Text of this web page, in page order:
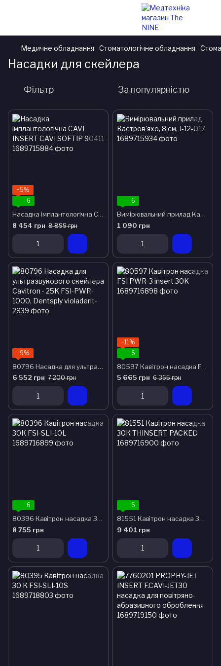
Медичне обладнання Стоматологічне обладнання
Насадки для скейлера
Фільтр За популярністю
−5%
6
Насадка імплантологічна CAVI INSERT CAVI SOFTIP 90411
8 454 грн 8 899 грн
6
Вимірювальний прилад Кастров'яхо, 8 см, J-12-017
1 090 грн
−9%
80796 Насадка для ультразвукового скейлера Cavitron - 25K FSI-PWR-1000, Dentsply
6 552 грн 7 200 грн
−11%
6
80597 Кавітрон насадка FSI PWR-3 insert 30K
5 665 грн 6 365 грн
6
80396 Кавітрон насадка 30К FSI-SLI-10L
8 755 грн
6
81551 Кавітрон насадка 30К THINSERT. PACKED
9 401 грн